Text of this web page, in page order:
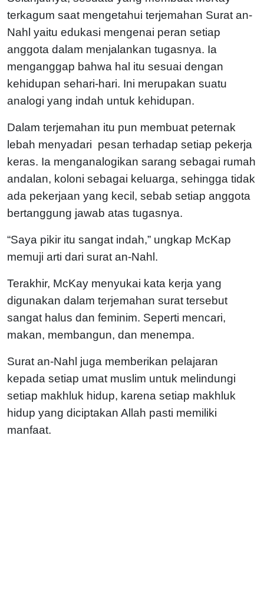
terkagum saat mengetahui terjemahan Surat an-
Nahl yaitu edukasi mengenai peran setiap
anggota dalam menjalankan tugasnya. Ia
menganggap bahwa hal itu sesuai dengan
kehidupan sehari-hari. Ini merupakan suatu
analogi yang indah untuk kehidupan.
Dalam terjemahan itu pun membuat peternak
lebah menyadari pesan terhadap setiap pekerja
keras. Ia menganalogikan sarang sebagai rumah
andalan, koloni sebagai keluarga, sehingga tidak
ada pekerjaan yang kecil, sebab setiap anggota
bertanggung jawab atas tugasnya.
“Saya pikir itu sangat indah,” ungkap McKap
memuji arti dari surat an-Nahl.
Terakhir, McKay menyukai kata kerja yang
digunakan dalam terjemahan surat tersebut
sangat halus dan feminim. Seperti mencari,
makan, membangun, dan menempa.
Surat an-Nahl juga memberikan pelajaran
kepada setiap umat muslim untuk melindungi
setiap makhluk hidup, karena setiap makhluk
hidup yang diciptakan Allah pasti memiliki
manfaat.